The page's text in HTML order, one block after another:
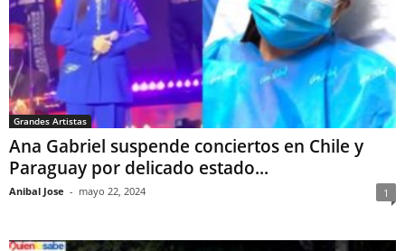
Grandes Artistas
Ana Gabriel suspende conciertos en Chile y
Paraguay por delicado estado...
Anibal Jose - mayo 22, 2024 1